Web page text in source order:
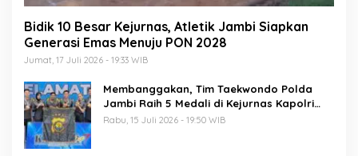
Bidik 10 Besar Kejurnas, Atletik Jambi Siapkan
Generasi Emas Menuju PON 2028
Jumat, 17 Juli 2026 - 19:33 WIB
Membanggakan, Tim Taekwondo Polda
Jambi Raih 5 Medali di Kejurnas Kapolri
Cup 7
Rabu, 15 Juli 2026 - 19:50 WIB